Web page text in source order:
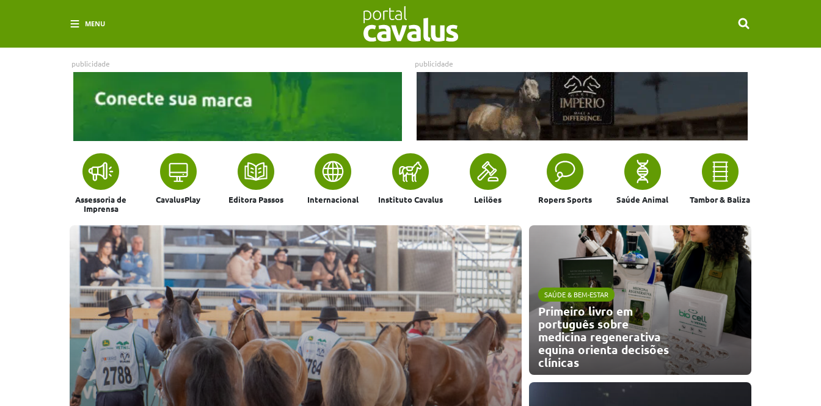
MENU
publicidade publicidade
Assessoria de
Imprensa
CavalusPlay Editora Passos Internacional Instituto Cavalus Leilões Ropers Sports Saúde Animal Tambor & Baliza
SAÚDE & BEM-ESTAR
Primeiro livro em
português sobre
medicina regenerativa
equina orienta decisões
clínicas